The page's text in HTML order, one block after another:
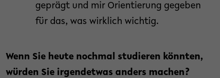
geprägt und mir Orientierung gegeben
für das, was wirklich wichtig.
Wenn Sie heute nochmal studieren könnten,
würden Sie irgendetwas anders machen?